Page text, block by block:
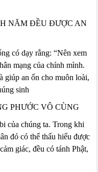
NĂM ĐỀU ĐƯỢC AN
có dạy rằng: “Nên xem
mạng của chính mình.
giúp an ổn cho muôn loài,
sinh
PHƯỚC VÔ CÙNG
của chúng ta. Trong khi
đó có thể thấu hiểu được
giác, đều có tánh Phật,